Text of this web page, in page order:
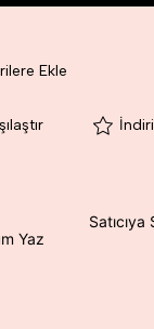
Ekle
Yaz
Satıcıya